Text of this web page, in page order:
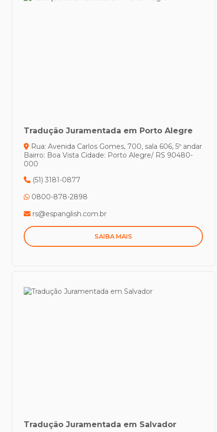
Tradução Juramentada em Porto Alegre
Rua: Avenida Carlos Gomes, 700, sala 606, 5º andar
Bairro: Boa Vista Cidade: Porto Alegre/ RS 90480-
000
(51) 3181-0877
0800-878-2898
rs@espanglish.com.br
SAIBA MAIS
Tradução Juramentada em Salvador